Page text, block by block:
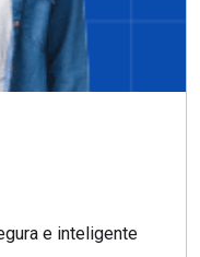
e inteligente